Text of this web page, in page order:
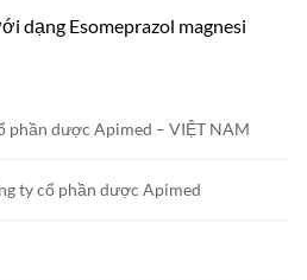
dạng Esomeprazol magnesi
phần dược Apimed – VIỆT NAM
ty cổ phần dược Apimed